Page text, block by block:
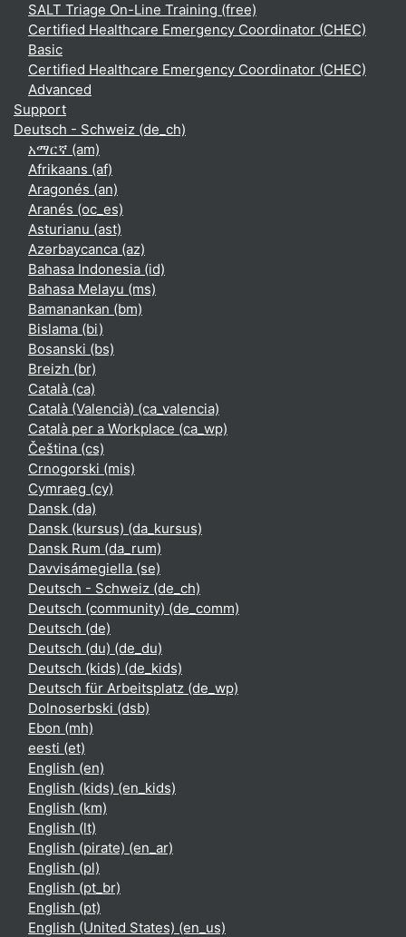
SALT Triage On-Line Training (free)
Certified Healthcare Emergency Coordinator (CHEC)
Basic
Certified Healthcare Emergency Coordinator (CHEC)
Advanced
Support
Deutsch - Schweiz ‎(de_ch)‎
አማርኛ ‎(am)‎
Afrikaans ‎(af)‎
Aragonés ‎(an)‎
Aranés ‎(oc_es)‎
Asturianu ‎(ast)‎
Azərbaycanca ‎(az)‎
Bahasa Indonesia ‎(id)‎
Bahasa Melayu ‎(ms)‎
Bamanankan ‎(bm)‎
Bislama ‎(bi)‎
Bosanski ‎(bs)‎
Breizh ‎(br)‎
Català ‎(ca)‎
Català (Valencià) ‎(ca_valencia)‎
Català per a Workplace ‎(ca_wp)‎
Čeština ‎(cs)‎
Crnogorski ‎(mis)‎
Cymraeg ‎(cy)‎
Dansk ‎(da)‎
Dansk (kursus) ‎(da_kursus)‎
Dansk Rum ‎(da_rum)‎
Davvisámegiella ‎(se)‎
Deutsch - Schweiz ‎(de_ch)‎
Deutsch (community) ‎(de_comm)‎
Deutsch ‎(de)‎
Deutsch (du) ‎(de_du)‎
Deutsch (kids) ‎(de_kids)‎
Deutsch für Arbeitsplatz ‎(de_wp)‎
Dolnoserbski ‎(dsb)‎
Ebon ‎(mh)‎
eesti ‎(et)‎
English ‎(en)‎
English (kids) ‎(en_kids)‎
English ‎(km)‎
English ‎(lt)‎
English (pirate) ‎(en_ar)‎
English ‎(pl)‎
English ‎(pt_br)‎
English ‎(pt)‎
English (United States) ‎(en_us)‎